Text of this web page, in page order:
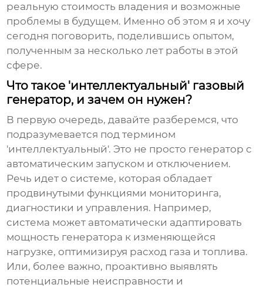
реальную стоимость владения и возможные
проблемы в будущем. Именно об этом я и хочу
сегодня поговорить, поделившись опытом,
полученным за несколько лет работы в этой
сфере.
Что такое 'интеллектуальный' газовый
генератор, и зачем он нужен?
В первую очередь, давайте разберемся, что
подразумевается под термином
'интеллектуальный'. Это не просто генератор с
автоматическим запуском и отключением.
Речь идет о системе, которая обладает
продвинутыми функциями мониторинга,
диагностики и управления. Например,
система может автоматически адаптировать
мощность генератора к изменяющейся
нагрузке, оптимизируя расход газа и топлива.
Или, более важно, проактивно выявлять
потенциальные неисправности и